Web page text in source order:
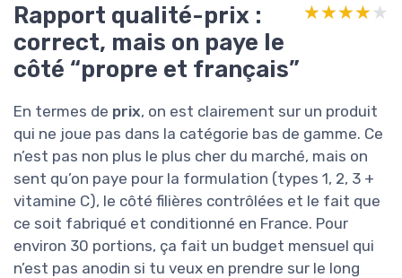
Rapport qualité-prix :
correct, mais on paye le
côté “propre et français”
★★★★★
★★★★★
En termes de prix, on est clairement sur un produit
qui ne joue pas dans la catégorie bas de gamme. Ce
n’est pas non plus le plus cher du marché, mais on
sent qu’on paye pour la formulation (types 1, 2, 3 +
vitamine C), le côté filières contrôlées et le fait que
ce soit fabriqué et conditionné en France. Pour
environ 30 portions, ça fait un budget mensuel qui
n’est pas anodin si tu veux en prendre sur le long